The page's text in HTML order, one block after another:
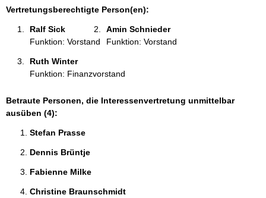
:Vertretungsberechtigte Person(en):
Ralf Sick
Funktion: Vorstand
Amin Schnieder
Funktion: Vorstand
Ruth Winter
Funktion: Finanzvorstand
Betraute Personen, die Interessenvertretung unmittelbar
ausüben (4):
Stefan Prasse
Dennis Brüntje
Fabienne Milke
Christine Braunschmidt